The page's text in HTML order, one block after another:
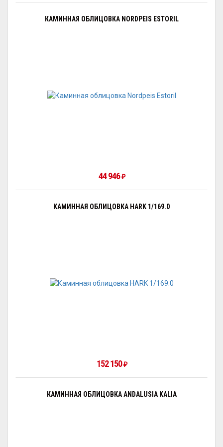
КАМИННАЯ ОБЛИЦОВКА NORDPEIS ESTORIL
44 946₽
КАМИННАЯ ОБЛИЦОВКА HARK 1/169.0
152 150₽
КАМИННАЯ ОБЛИЦОВКА ANDALUSIA KALIA